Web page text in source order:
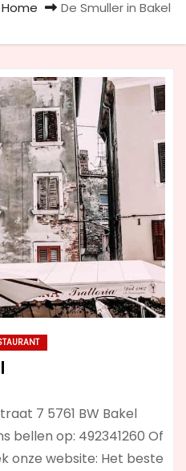
Home De Smuller in Bakel
7 5761 BW Bakel
bellen op: 492341260 Of
onze website: Het beste